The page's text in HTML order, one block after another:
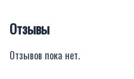
Отзывы
Отзывов пока нет.